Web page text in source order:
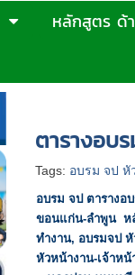
หลักสูตร ด้
ตารางอบ
Tags: อบรม จป หั
อบรม จป ตารางอ
ขอนแก่น-ลำพูน ห
ทำงาน, อบรมจป
หัวหน้างาน-เจ้าห